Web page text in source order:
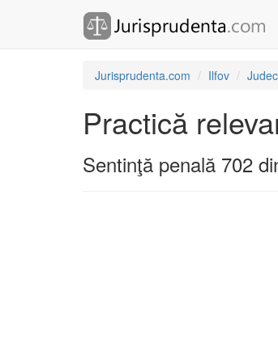
Jurisprudenta.com Ilfov
Practică
Sentinţă penală 702